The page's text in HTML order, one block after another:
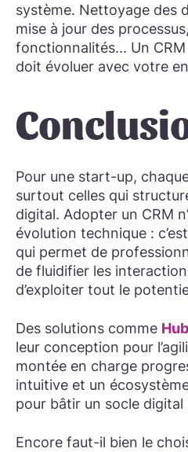
système. Nettoyage des
mise à jour des
fonctionnalités... Un
doit évoluer avec votre
Pour une start-up,
surtout celles qui
digital. Adopter un CRM
évolution technique :
qui permet de
de fluidifier les
d’exploiter tout le
Des solutions comme
leur conception pour
montée en charge
intuitive et un
pour bâtir un socle digital
Encore faut-il bien le